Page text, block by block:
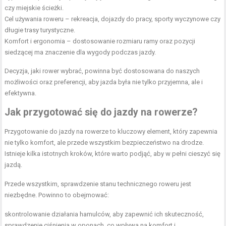
czy miejskie ścieżki.
Cel używania roweru – rekreacja, dojazdy do pracy, sporty wyczynowe czy
długie trasy turystyczne.
Komfort i ergonomia – dostosowanie rozmiaru ramy oraz pozycji
siedzącej ma znaczenie dla wygody podczas jazdy.
Decyzja, jaki rower wybrać, powinna być dostosowana do naszych
możliwości oraz preferencji, aby jazda była nie tylko przyjemna, ale i
efektywna.
Jak przygotować się do jazdy na rowerze?
Przygotowanie do jazdy na rowerze to kluczowy element, który zapewnia
nie tylko komfort, ale przede wszystkim bezpieczeństwo na drodze.
Istnieje kilka istotnych kroków, które warto podjąć, aby w pełni cieszyć się
jazdą.
Przede wszystkim, sprawdzenie stanu technicznego roweru jest
niezbędne. Powinno to obejmować:
skontrolowanie działania hamulców, aby zapewnić ich skuteczność,